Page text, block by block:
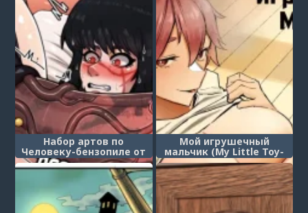
Набор артов по
Человеку-бензопиле от
Bozspa
Мой игрушечный
мальчик (My Little Toy-
kun)